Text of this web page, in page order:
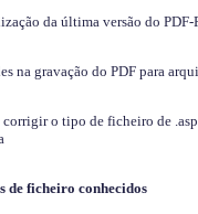
da última versão do PDF-
na gravação do PDF para
o tipo de ficheiro de
de ficheiro conhecidos